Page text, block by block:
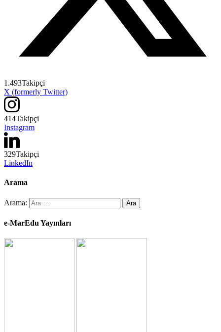
1.493Takipçi
X (formerly Twitter)
414Takipçi
Instagram
329Takipçi
LinkedIn
Arama
Arama:
e-MarEdu Yayınları